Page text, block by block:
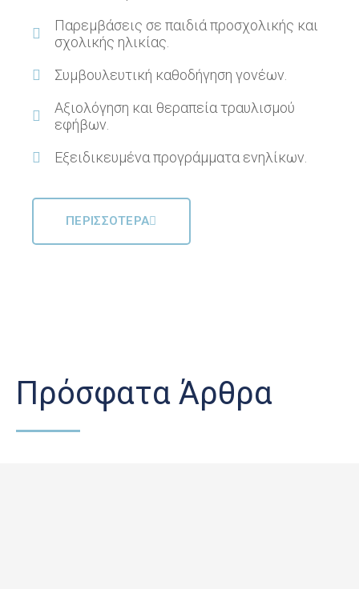
Παρεμβάσεις σε παιδιά προσχολικής και
σχολικής ηλικίας.
Συμβουλευτική καθοδήγηση γονέων.
Αξιολόγηση και θεραπεία τραυλισμού
εφήβων.
Εξειδικευμένα προγράμματα ενηλίκων.
ΠΕΡΙΣΣΟΤΕΡΑ
Πρόσφατα Άρθρα